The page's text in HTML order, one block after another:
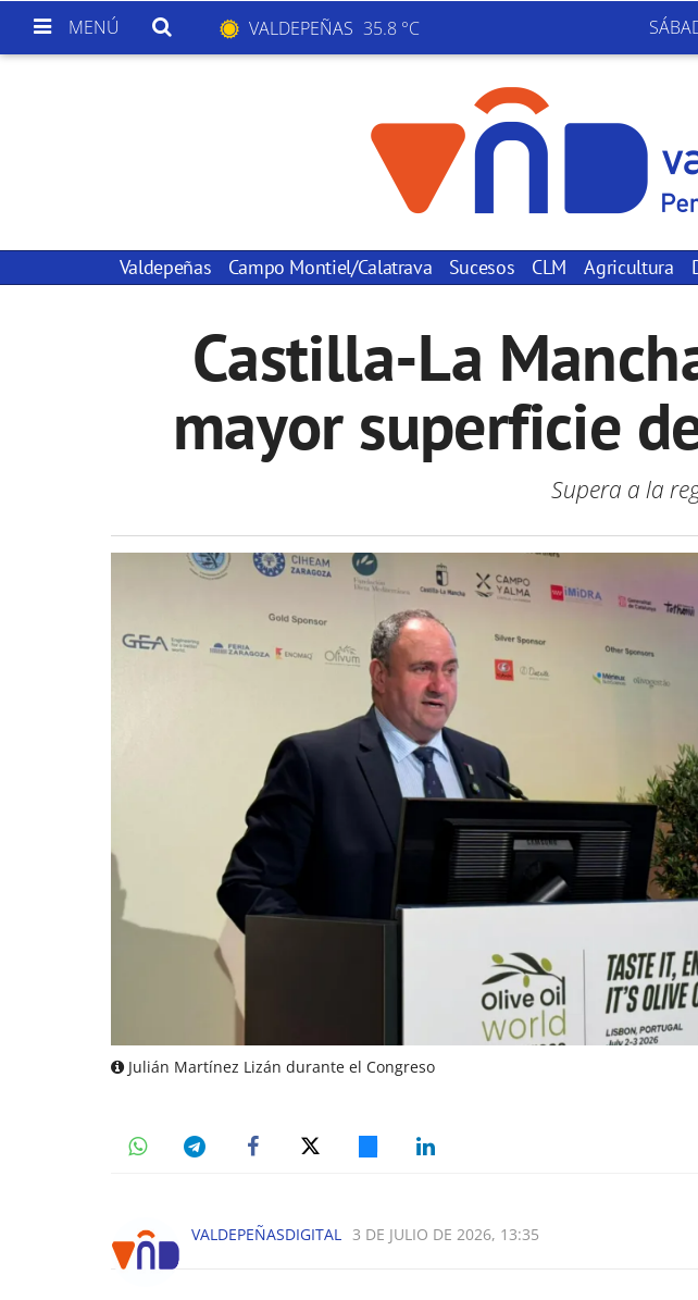
MENÚ VALDEPEÑAS 35.8 °C
Valdepeñas Campo Montiel/Calatrava Sucesos CLM Agricultura
Castilla-La
mayor superficie
Supera a la
Julián Martínez Lizán durante el Congreso
VALDEPEÑASDIGITAL 3 DE JULIO DE 2026, 13:35